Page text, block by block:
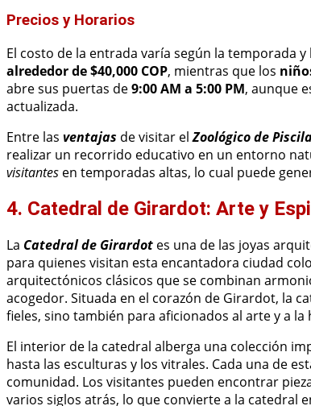
Precios y Horarios
El costo de la entrada varía según la temporada
alrededor de $40,000 COP, mientras que los
abre sus puertas de9:00 AM a 5:00 PM, aunque
actualizada.
Entre las ventajas de visitar elZoológico de
realizar un recorrido educativo en un entorno
visitantes en temporadas altas, lo cual puede
4. Catedral de Girardot: Arte y
La Catedral de Girardot es una de las joyas
para quienes visitan esta encantadora ciudad
arquitectónicos clásicos que se combinan
acogedor. Situada en el corazón de Girardot, la
fieles, sino también para aficionados al arte y a la
El interior de la catedral alberga una colección
hasta las esculturas y los vitrales. Cada una de
comunidad. Los visitantes pueden encontrar
varios siglos atrás, lo que convierte a la catedral